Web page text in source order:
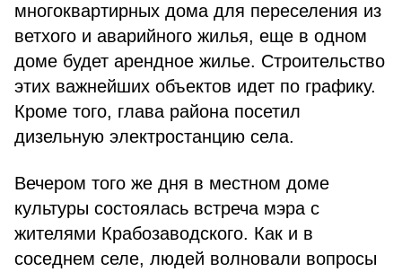
многоквартирных дома для переселения из
ветхого и аварийного жилья, еще в одном
доме будет арендное жилье. Строительство
этих важнейших объектов идет по графику.
Кроме того, глава района посетил
дизельную электростанцию села.
Вечером того же дня в местном доме
культуры состоялась встреча мэра с
жителями Крабозаводского. Как и в
соседнем селе, людей волновали вопросы